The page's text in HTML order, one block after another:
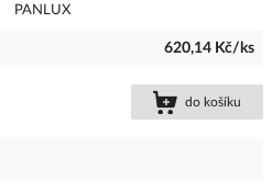
PANLUX
620,14 Kč/ks
do košíku